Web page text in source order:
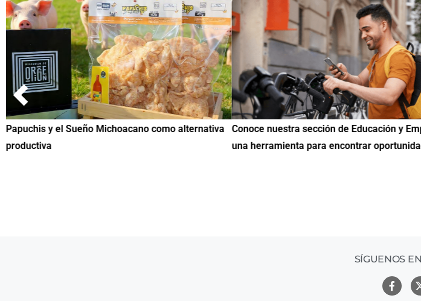
Papuchis y el Sueño Michoacano como alternativa
productiva
Conoce nuestra sección de Educación y
una herramienta para encontrar
SÍGUENOS